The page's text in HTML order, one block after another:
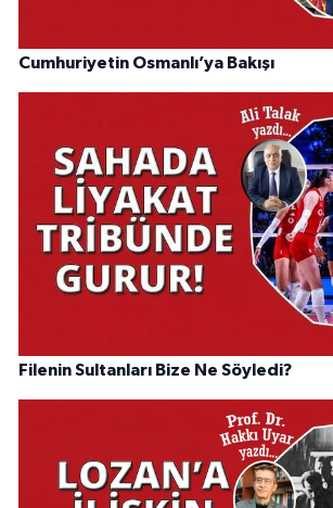
Cumhuriyetin Osmanlı’ya Bakışı
Filenin Sultanları Bize Ne Söyledi?